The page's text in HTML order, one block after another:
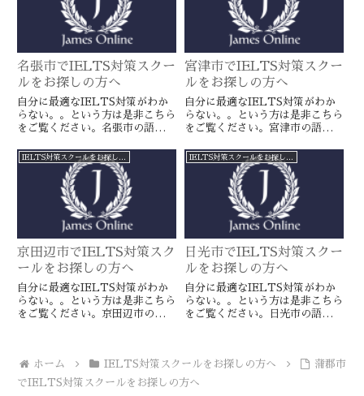
学受験を有利に進めたい方に是
学受験を有利に進めたい方に是
名張市でIELTS対策スクー
ルをお探しの方へ
自分に最適なIELTS対策がわか
らない。。という方は是非こちら
をご覧ください。名張市の語学ス
ラインのIELTS対策ならより確
実に目標達成が近づきます。海外
留学や移住をお考えの方や国内大
学受験を有利に進めたい方に是
宮津市でIELTS対策スクー
ルをお探しの方へ
自分に最適なIELTS対策がわか
らない。。という方は是非こちら
をご覧ください。宮津市の語学ス
ラインのIELTS対策ならより確
実に目標達成が近づきます。海外
留学や移住をお考えの方や国内大
学受験を有利に進めたい方に是
IELTS対策スクールをお探しの方へ
京田辺市でIELTS対策スク
ールをお探しの方へ
自分に最適なIELTS対策がわか
らない。。という方は是非こちら
をご覧ください。京田辺市の語学
外留学や移住をお考えの方や国内
大学受験を有利に進めたい方に是
IELTS対策スクールをお探しの方へ
日光市でIELTS対策スクー
ルをお探しの方へ
自分に最適なIELTS対策がわか
らない。。という方は是非こちら
をご覧ください。日光市の語学ス
留学や移住をお考えの方や国内大
学受験を有利に進めたい方に是
ホーム IELTS対策スクールをお探しの方へ
蒲郡市
でIELTS対策スクールをお探しの方へ